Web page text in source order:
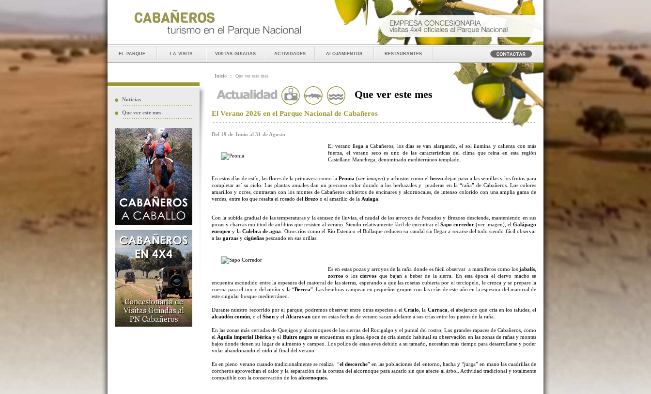
el parque la visita visitas guiadas actividades alojamientos restaurantes
Noticias
Que ver este mes
Inicio :: Que ver este mes
Que ver este mes
El Verano 2026 en el Parque Nacional de Cabañeros
Del 19 de Junio al 31 de Agosto
El verano llega a Cabañeros, los días se van alargando, el sol ilumina y calienta con más
fuerza, el verano seco es uno de las características del clima que reina en esta región
Castellano Manchega, denominado mediterráneo templado.
En estos días de estío, las flores de la primavera como laPeonia (ver imagen) y arbustos como el brezo dejan paso a las semillas y los frutos para
completar así su ciclo. Las plantas anuales dan un precioso color dorado a los herbazales y praderas en la “raña” de Cabañeros. Los colores
amarillos y ocres, contrastan con los montes de Cabañeros cubiertos de encinares y alcornocales, de intenso colorido con una amplia gama de
verdes, entre los que resalta el rosado del Brezo o el amarillo de la Aulaga
Con la subida gradual de las temperaturas y la escasez de lluvias, el caudal de los arroyos de Pescados y Brezoso desciende, manteniendo en sus
pozas y charcas multitud de anfibios que resisten al verano. Siendo relativamente fácil de encontrar el Sapo corredor (ver imagen), el Galápago
europeo y la Culebra de agua
. Otros ríos como el Río Estena o el Bullaque reducen su caudal sin llegar a secarse del todo siendo fácil observar
a las garzas y cigüeñas pescando en sus orillas.
Es en estas pozas y arroyos de la raña donde es fácil observar a mamíferos como los jabalís
zorros o losciervos que bajan a beber de la sierra. En esta época el ciervo macho se
encuentra escondido entre la espesura del matorral de las sierras, esperando a que las rosetas cubierta por el terciopelo, le crezca y se prepare la
cuerna para el inicio del otoño y la “Berrea”. Las hembras campean en pequeños grupos con las crías de este año en la espesura del matorral de
este singular bosque mediterráneo.
Durante nuestro recorrido por el parque, podremos observar entre otras especies a el Críalo , la Carraca , el abejaruco que cría en los taludes, el
alcaudón común , o el Sison y el Alcaravan que en estas fechas de verano sacan adelante a sus crías entre los pastos de la raña.
En las zonas más cerradas de Quejigos y alcornoques de las sierras del Rocigalgo y el puntal del rostro, Las grandes rapaces de Cabañeros, como
el Águila imperial Ibéricay el Buitre negro se encuentran en plena época de cría siendo habitual su observación en las zonas de rañas y montes
bajos donde tienen su lugar de alimento y campeo. Los pollos de estas aves debido a su tamaño, necesitan más tiempo para desarrollarse y poder
volar abandonando el nido al final del verano.
Es en pleno verano cuando tradicionalmente se realiza “el descorche” en las poblaciones del entorno, hacha y “jurga” en mano las cuadrillas de
corcheros aprovechan el calor y la separación de la corteza del alcornoque para sacarlo sin que afecte al árbol. Actividad tradicional y totalmente
compatible con la conservación de los alcornoques.